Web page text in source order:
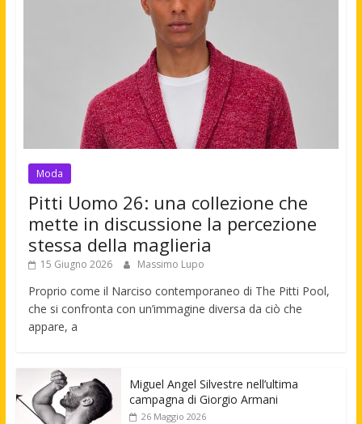
Moda
Pitti Uomo 26: una collezione che
mette in discussione la percezione
stessa della maglieria
15 Giugno 2026 Massimo Lupo
Proprio come il Narciso contemporaneo di The Pitti Pool,
che si confronta con un’immagine diversa da ciò che
appare, a
Miguel Angel Silvestre nell’ultima
campagna di Giorgio Armani
26 Maggio 2026